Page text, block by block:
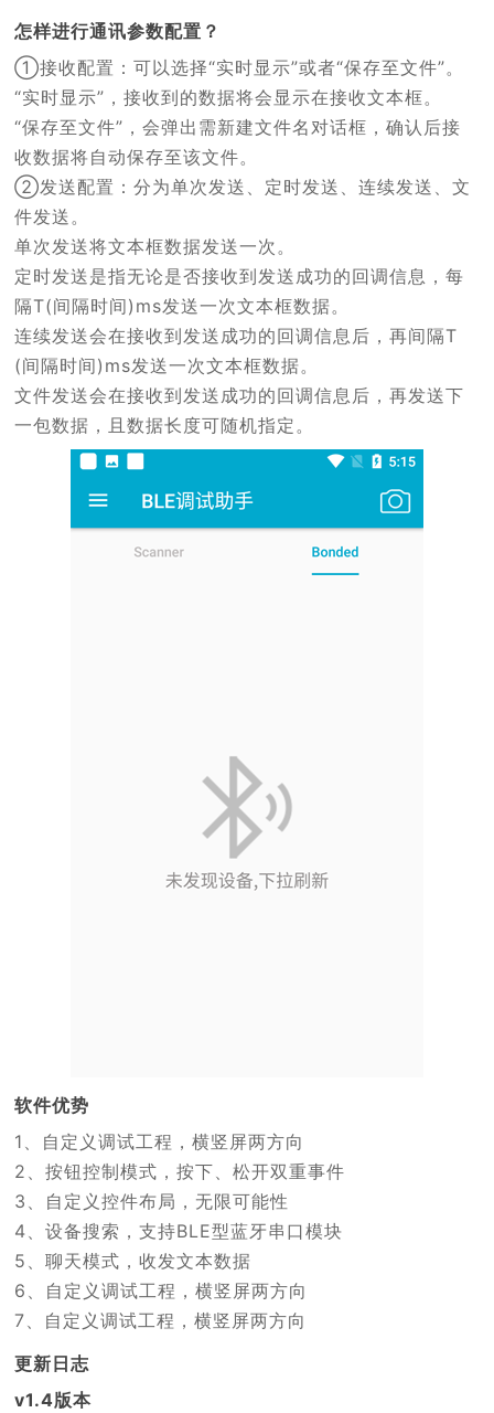
怎样进行通讯参数配置？
①接收配置：可以选择“实时显示”或者“保存至文件”。
“实时显示”，接收到的数据将会显示在接收文本框。
“保存至文件”，会弹出需新建文件名对话框，确认后接
收数据将自动保存至该文件。
②发送配置：分为单次发送、定时发送、连续发送、文
件发送。
单次发送将文本框数据发送一次。
定时发送是指无论是否接收到发送成功的回调信息，每
隔T(间隔时间)ms发送一次文本框数据。
连续发送会在接收到发送成功的回调信息后，再间隔T
(间隔时间)ms发送一次文本框数据。
文件发送会在接收到发送成功的回调信息后，再发送下
一包数据，且数据长度可随机指定。
软件优势
1、自定义调试工程，横竖屏两方向
2、按钮控制模式，按下、松开双重事件
3、自定义控件布局，无限可能性
4、设备搜索，支持BLE型蓝牙串口模块
5、聊天模式，收发文本数据
6、自定义调试工程，横竖屏两方向
7、自定义调试工程，横竖屏两方向
更新日志
v1.4版本